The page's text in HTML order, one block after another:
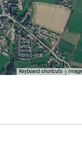
Keyboard shortcuts